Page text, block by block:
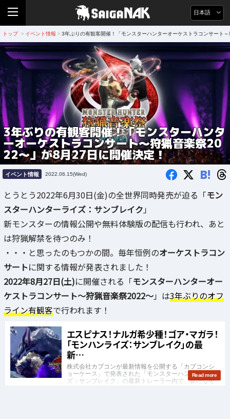
日本語
トップ > イベント情報 > 3年ぶりの有観客開催！「モンスターハンターオーケストラコンサート
3年ぶりの有観客開催！「モンスターハンタ
ーオーケストラコンサート～狩猟音楽祭20
22～」が8月27日に開催決定！
イベント情報 2022.06.15(Wed) B!
とうとう2022年6月30日(金)の全世界同時発売が迫る「モン
スターハンターライズ：サンブレイク 」
新モンスターの情報公開や無料体験版の配信も行われ、あと
は狩猟解禁を待つのみ！
・・・と思ったのもつかの間。毎年恒例のオーケストラコン
サートに関する情報が発表されました！
2022年8月27日(土)に開催される「モンスターハンターオー
ケストラコンサート～狩猟音楽祭2022～」は3年ぶりのオフ
ライン有観客で行われます！